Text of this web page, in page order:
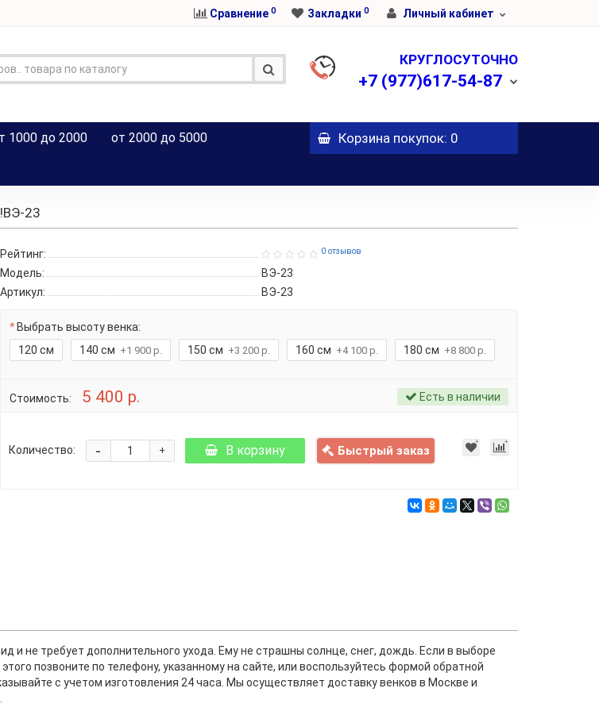
Сравнение 0 Закладки 0 Личный кабинет
КРУГЛОСУТОЧНО
+7 (977)617-54-87
1000 до 2000 от 2000 до 5000 Корзинапокупок: 0
23
Рейтинг: 0 отзывов
Модель:
ВЭ-23
Артикул:
ВЭ-23
Выбрать высоту венка:
120 см
140 см +1 900 р. 150 см +3 200 р. 160 см +4 100 р. 180 см +8 800 р.
Стоимость: 5 400 р. Есть в наличии
Количество: +
- В корзину Быстрый заказ
и не требует дополнительного ухода. Ему не страшны солнце, снег, дождь. Если в выборе
позвоните по телефону, указанному на сайте, или воспользуйтесь формой обратной
с учетом изготовления 24 часа. Мы осуществляет доставку венков в Москве и